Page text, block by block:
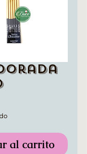
al carrito